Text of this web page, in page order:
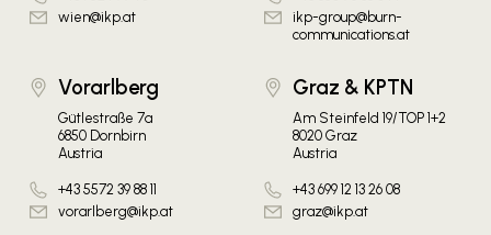
wien@ikp.at
ikp-group@burn-
communications.at
Vorarlberg
Gütlestraße 7a
6850 Dornbirn
Austria
+43 5572 39 88 11
vorarlberg@ikp.at
Graz & KPTN
Am Steinfeld 19/TOP 1+2
8020 Graz
Austria
+43 699 12 13 26 08
graz@ikp.at